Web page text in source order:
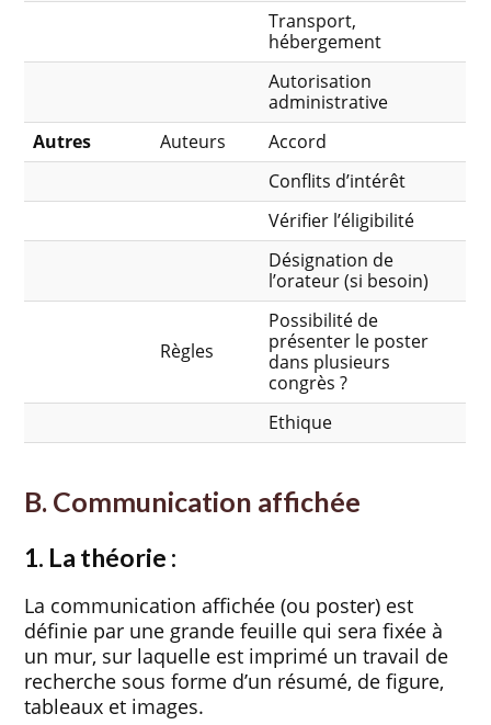
Transport,
hébergement
Autorisation
administrative
Autres
Auteurs
Accord
Conflits d’intérêt
Vérifier l’éligibilité
Désignation de
l’orateur (si besoin)
Règles
Possibilité de
présenter le poster
dans plusieurs
congrès ?
Ethique
B. Communication affichée
1. La théorie :
La communication affichée (ou poster) est
définie par une grande feuille qui sera fixée à
un mur, sur laquelle est imprimé un travail de
recherche sous forme d’un résumé, de figure,
tableaux et images.